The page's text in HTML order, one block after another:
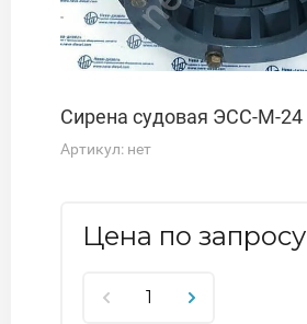
Сирена судовая ЭСС-М-24
Артикул: нет
Цена по запросу